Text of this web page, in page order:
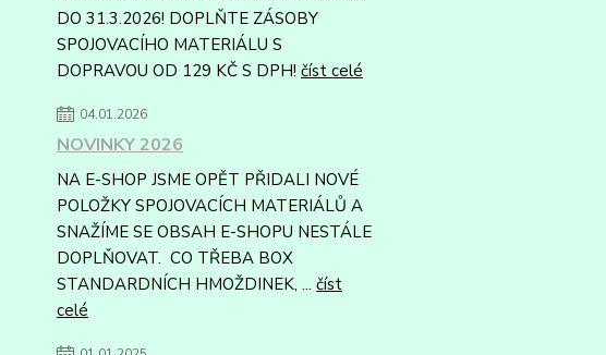
DO 31.3.2026! DOPLŇTE ZÁSOBY
SPOJOVACÍHO MATERIÁLU S
DOPRAVOU OD 129 KČ S DPH! číst celé
04.01.2026
NOVINKY 2026
NA E-SHOP JSME OPĚT PŘIDALI NOVÉ
POLOŽKY SPOJOVACÍCH MATERIÁLŮ A
SNAŽÍME SE OBSAH E-SHOPU NESTÁLE
DOPLŇOVAT. CO TŘEBA BOX
STANDARDNÍCH HMOŽDINEK, ... číst
celé